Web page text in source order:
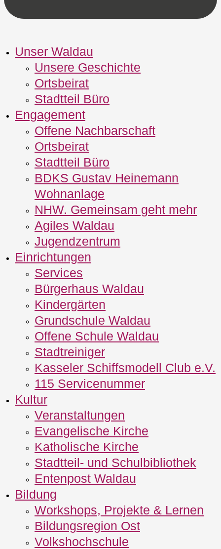
Unser Waldau
Unsere Geschichte
Ortsbeirat
Stadtteil Büro
Engagement
Offene Nachbarschaft
Ortsbeirat
Stadtteil Büro
BDKS Gustav Heinemann
Wohnanlage
NHW. Gemeinsam geht mehr
Agiles Waldau
Jugendzentrum
Einrichtungen
Services
Bürgerhaus Waldau
Kindergärten
Grundschule Waldau
Offene Schule Waldau
Stadtreiniger
Kasseler Schiffsmodell Club e.V.
115 Servicenummer
Kultur
Veranstaltungen
Evangelische Kirche
Katholische Kirche
Stadtteil- und Schulbibliothek
Entenpost Waldau
Bildung
Workshops, Projekte & Lernen
Bildungsregion Ost
Volkshochschule